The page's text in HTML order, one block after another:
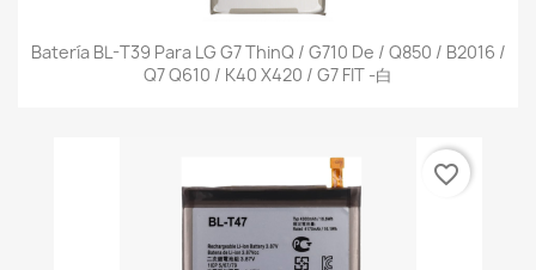
Batería BL-T39 Para LG G7 ThinQ / G710 De / Q850 / B2016 /
Q7 Q610 / K40 X420 / G7 FIT -白
favorite_border